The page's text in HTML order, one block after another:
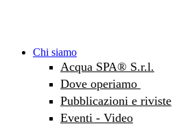
Chi siamo
Acqua SPA® S.r.l.
Dove operiamo
Pubblicazioni e riviste
Eventi - Video